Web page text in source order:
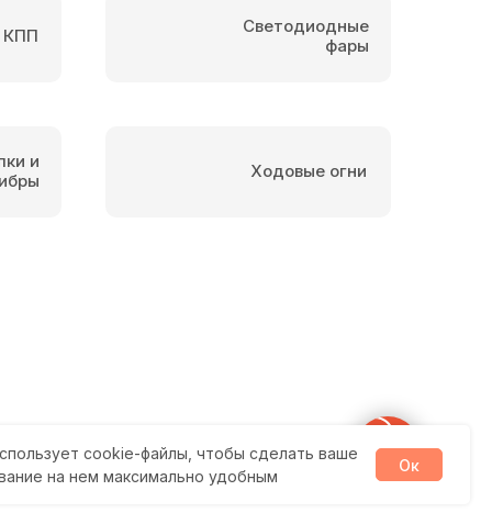
cookie-файлы, чтобы сделать ваше
на нем максимально удобным
Ок
Светодиодные
фары
Ходовые огни
КПП
и